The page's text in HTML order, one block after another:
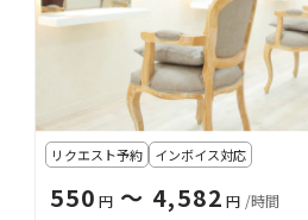
リクエスト予約 インボイス対応
550 円〜 4,582 円 /時間